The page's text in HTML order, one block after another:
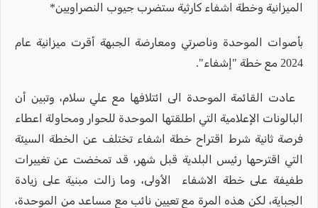
الميزانية وخطة اشفاء كارثية ستضرب جيوب النصراويين*
بأصوات الموحدة وناصرتي ومعارضة الجبهة أقرت ميزانية عام
2024 مع خطة "إشفاء".
عادت القائمة الموحدة الى ائتلافها مع علي سلام، وتبين أن
البالونات الإعلامية التي اطلقتها الموحدة للحوار ومحاولة اعطاء
فرصة ثانية شرط اقتراح خطة اشفاء تختلف عن الخطة السيئة
التي اقترحها رئيس البلدية قبل شهر، قد تمخضت عن تغييرات
طفيفة على خطة الاشفاء الأولى، وما زالت مبنية على زيادة
الجباية، لكن هذه المرة مع تعيين نائب مع مساعد من الموحدة،